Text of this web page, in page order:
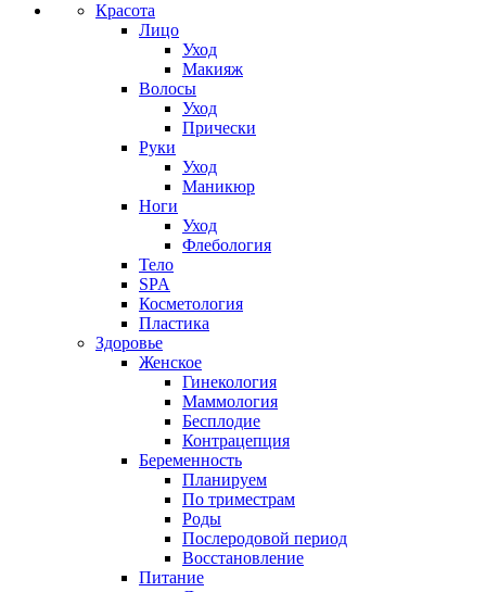
Красота
Лицо
Уход
Макияж
Волосы
Уход
Прически
Руки
Уход
Маникюр
Ноги
Уход
Флебология
Тело
SPA
Косметология
Пластика
Здоровье
Женское
Гинекология
Маммология
Бесплодие
Контрацепция
Беременность
Планируем
По триместрам
Роды
Послеродовой период
Восстановление
Питание